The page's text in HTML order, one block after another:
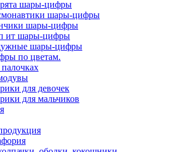
шары-цифры
шары-цифры
шары-цифры
ит шары-цифры
шары-цифры
по цветам.
для девочек
для мальчиков